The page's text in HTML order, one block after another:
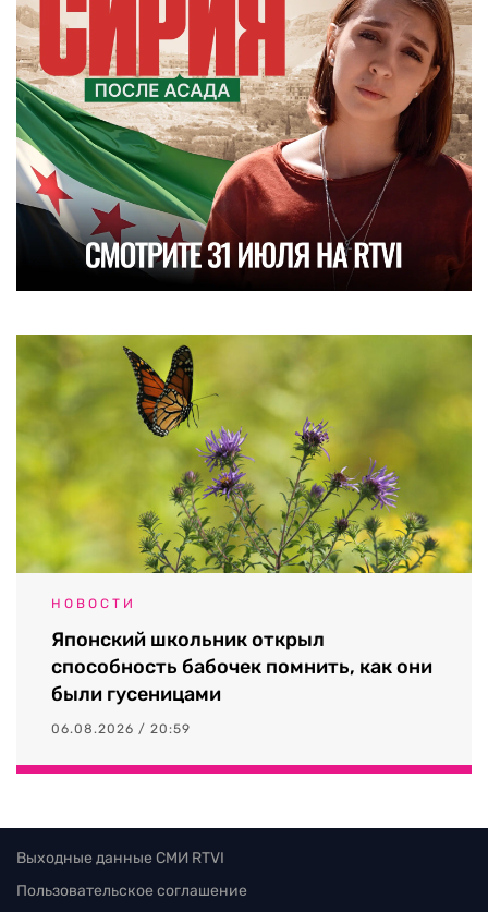
НОВОСТИ
Японский школьник открыл
способность бабочек помнить, как они
были гусеницами
06.08.2026 / 20:59
Выходные данные СМИ RTVI
Пользовательское соглашение